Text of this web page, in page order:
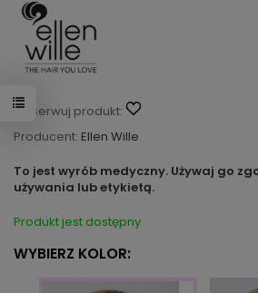
Obserwuj produkt:
Producent: Ellen Wille
To jest wyrób medyczny. Używaj go
używania lub etykietą.
Produkt jest dostępny
WYBIERZ KOLOR: